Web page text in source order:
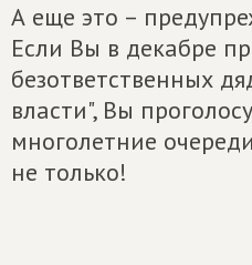
А еще это –
Если Вы в декабре
безответственных
власти", Вы
многолетние
не только!